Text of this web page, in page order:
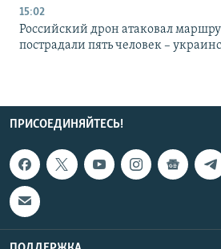
15:02
Российский дрон атаковал
пострадали пять человек –
ПРИСОЕДИНЯЙТЕСЬ!